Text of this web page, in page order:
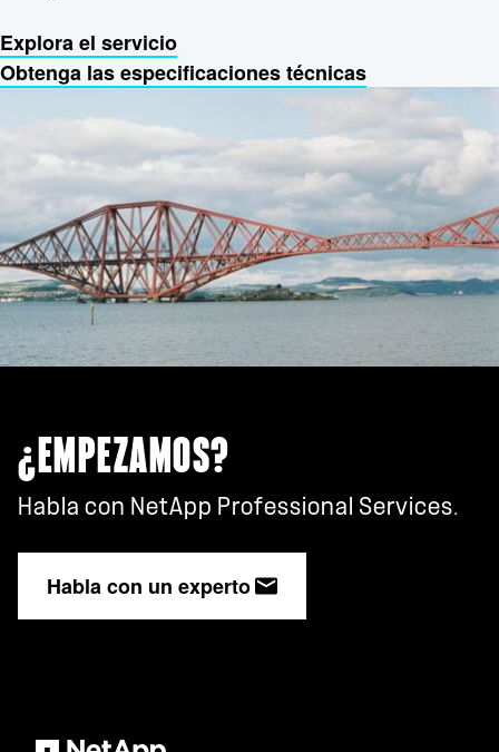
Explora el servicio
Obtenga las especificaciones técnicas
¿EMPEZAMOS?
Habla con NetApp Professional Services.
Habla con un experto